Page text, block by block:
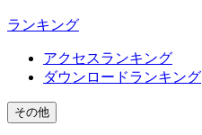
ランキング
アクセスランキング
ダウンロードランキング
その他